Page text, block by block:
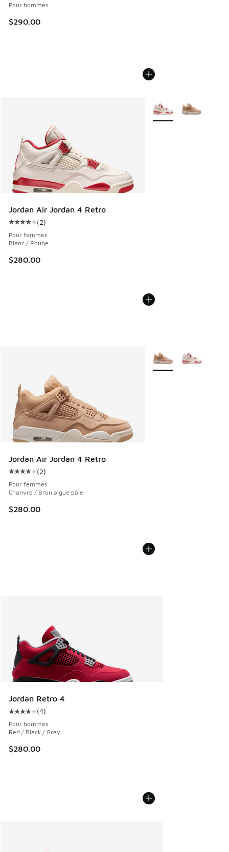
Pour hommes
$290.00
Jordan Air Jordan 4 Retro
Cote moyenne du client - [4 sur 5 étoiles], 2 commentaires
(2)
Pour femmes
Blanc / Rouge
$280.00
Plus de couleurs
Jordan Air Jordan 4 Retro
Cote moyenne du client - [4 sur 5 étoiles], 2 commentaires
(2)
Pour femmes
Chanvre / Brun algue pâle
$280.00
Plus de couleurs
Jordan Retro 4
Cote moyenne du client - [4 sur 5 étoiles], 4 commentaires
(4)
Pour hommes
Red / Black / Grey
$280.00